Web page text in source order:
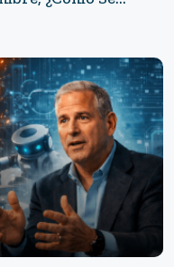
De IRobot